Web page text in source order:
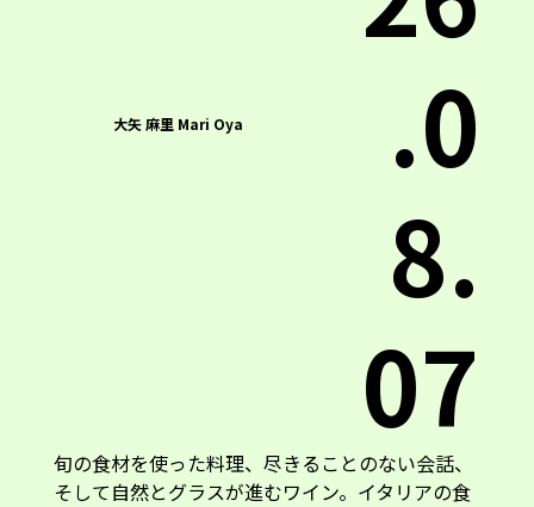
大矢 麻里 Mari Oya
.0
8.
07
旬の食材を使った料理、尽きることのない会話、
そして自然とグラスが進むワイン。イタリアの食